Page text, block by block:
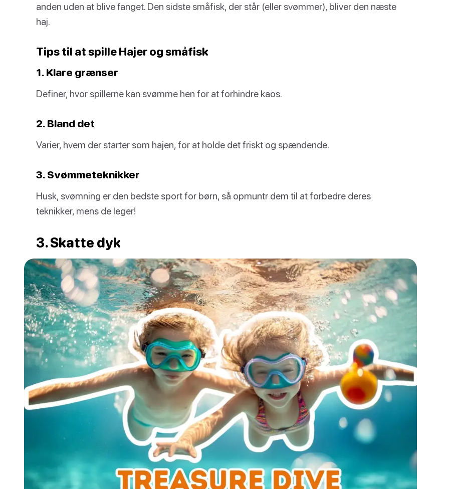
anden uden at blive fanget. Den sidste småfisk, der står (eller svømmer), bliver den næste
haj.
Tips til at spille Hajer og småfisk
1. Klare grænser
Definer, hvor spillerne kan svømme hen for at forhindre kaos.
2. Bland det
Varier, hvem der starter som hajen, for at holde det friskt og spændende.
3. Svømmeteknikker
Husk, svømning er den bedste sport for børn, så opmuntr dem til at forbedre deres
teknikker, mens de leger!
3. Skatte dyk